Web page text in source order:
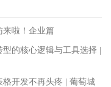
来啦！企业篇
的核心逻辑与工具选择 |
格开发不再头疼 | 葡萄城